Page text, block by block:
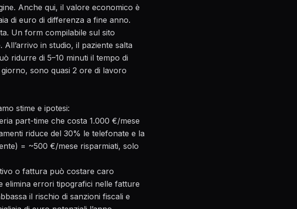
Anche qui, il valore economico è
di euro di differenza a fine anno.
Un form compilabile sul sito
in studio, il paziente salta
ridurre di 5–10 minuti il tempo di
sono quasi 2 ore di lavoro
stime e ipotesi:
part-time che costa 1.000 €/mese
riduce del 30% le telefonate e la
= ~500 €/mese risparmiati, solo
o fattura può costare caro
elimina errori tipografici nelle fatture
il rischio di sanzioni fiscali e